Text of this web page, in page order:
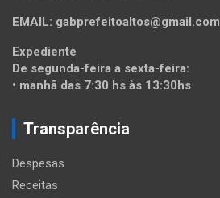
EMAIL: gabprefeitoaltos@gmail.com
Expediente
De segunda-feira a sexta-feira:
• manhã das 7:30 hs às 13:30hs
Transparência
Despesas
Receitas